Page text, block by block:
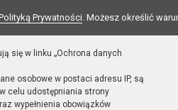
Prywatności. Możesz określić
się w linku „Ochrona danych
osobowe w postaci adresu IP, są
celu udostępniania strony
wypełnienia obowiązków